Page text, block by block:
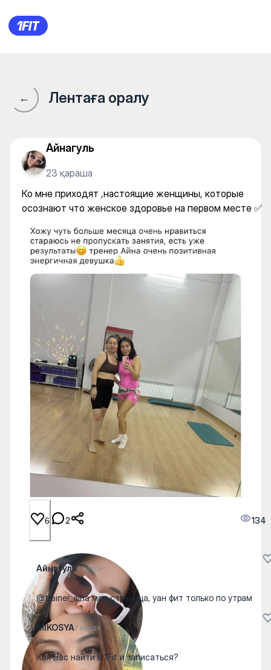
Ко мне приходят
← Лентаға оралу
Айнагуль
23 қараша
Ко мне приходят ,настоящие женщины, которые
осознают что женское здоровье на первом месте ✅
6 2 134
Айнагуль7 шілде
@trainer_aina моя страница, уан фит только по утрам
MIKOSYA7 шілде
Как Вас найти в 1Fit и записаться?